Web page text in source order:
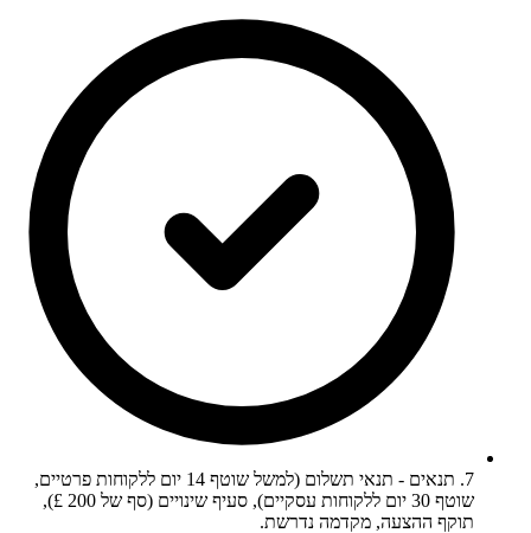
7. תנאים - תנאי תשלום (למשל שוטף 14 יום ללקוחות פרטיים,
שוטף 30 יום ללקוחות עסקיים), סעיף שינויים (סף של 200 £),
תוקף ההצעה, מקדמה נדרשת.